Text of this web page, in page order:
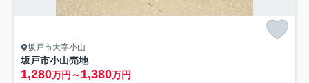
坂戸市大字小山
坂戸市小山売地
1,280万円～1,380万円